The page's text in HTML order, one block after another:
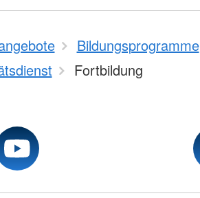
Bildungsprogramme
Fortbildung